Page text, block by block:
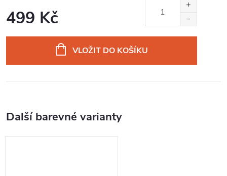
499 Kč
VLOŽIT DO KOŠÍKU